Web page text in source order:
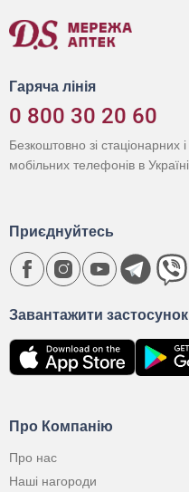
Гаряча лінія
0 800 30 20 60
Безкоштовно зі стаціонарних і
мобільних телефонів в Україні
Про Компанію
Про нас
Наші нагороди
Завантажити застосунок
Приєднуйтесь